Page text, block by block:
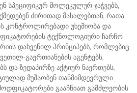
სპეციფიკურ მოლეკულურ ჯაჭვებს,
ძირითად მასალებთან, რათა
კონტროლირებადი უხეშიობა და
ტექნოლოგიური ჩარჩო
დახვეწილ პრინციპებს, რომლებიც
გაერთიანების აგენტებს,
და ზედაპირზე აქტიურ ნაერთებს,
მუშაობენ თანმიმდევრული
გააჩნიათ გამძლეობის